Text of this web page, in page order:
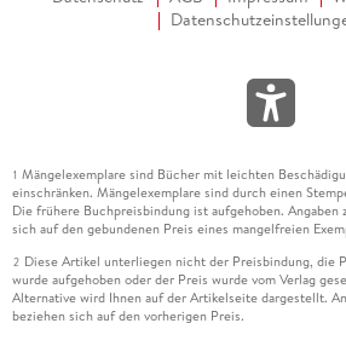
1 Mängelexemplare sind Bücher mit leichten
einschränken. Mängelexemplare sind durch einen
Die frühere Buchpreisbindung ist aufgehoben. Angaben
sich auf den gebundenen Preis eines mangelfreien
2 Diese Artikel unterliegen nicht der Preisbindung, die
wurde aufgehoben oder der Preis wurde vom Verlag
Alternative wird Ihnen auf der Artikelseite dargestellt.
beziehen sich auf den vorherigen Preis.